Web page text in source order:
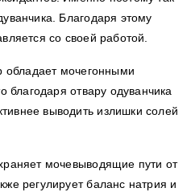
Благодаря этому
со своей работой.
обладает мочегонными
благодаря отвару одуванчика
выводить излишки солей
мочевыводящие пути от
регулирует баланс натрия и